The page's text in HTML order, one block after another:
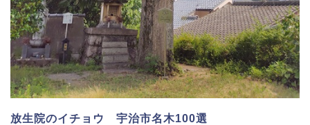
放生院のイチョウ 宇治市名木100選